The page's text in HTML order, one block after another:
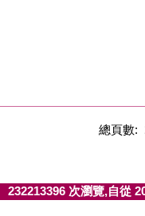
總頁數:
232213396 次瀏覽,自從